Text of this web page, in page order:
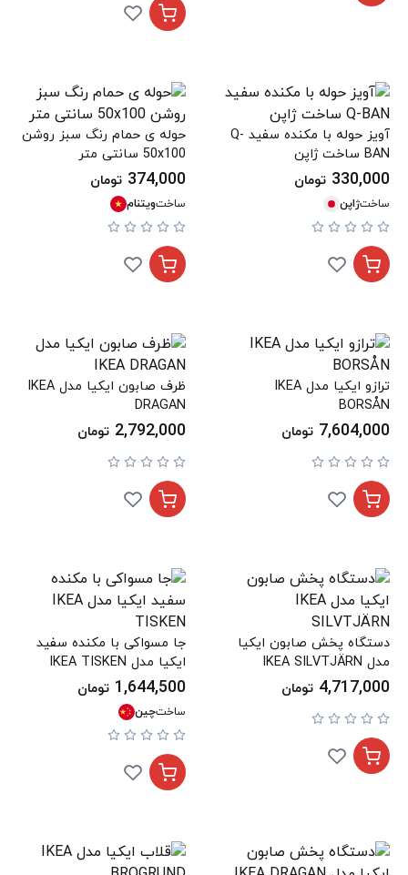
آویز حوله با مکنده سفید Q-
BAN ساخت ژاپن
330,000 تومان
ساختژاپن
حوله ی حمام رنگ سبز روشن
50x100 سانتی متر
374,000 تومان
ساختویتنام
ترازو ایکیا مدل IKEA
BORSÅN
7,604,000 تومان
ظرف صابون ایکیا مدل IKEA
DRAGAN
2,792,000 تومان
دستگاه پخش صابون ایکیا
مدل IKEA SILVTJÄRN
4,717,000 تومان
جا مسواکی با مکنده سفید
ایکیا مدل IKEA TISKEN
1,644,500 تومان
ساختچین